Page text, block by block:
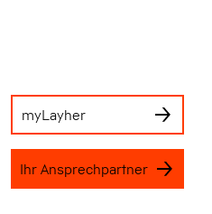
myLayher
Ihr Ansprechpartner